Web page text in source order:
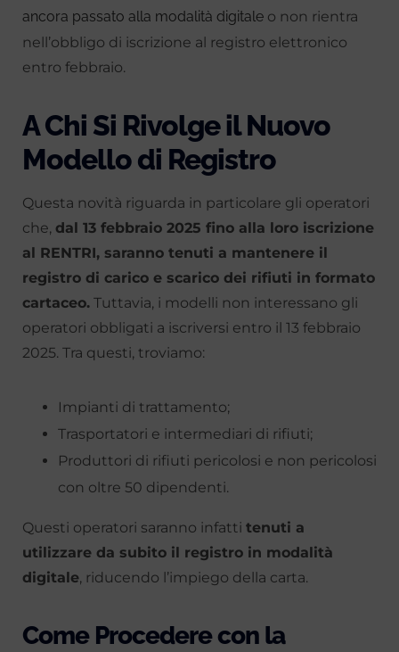
ancora passato alla modalità digitale o non rientra
nell’obbligo di iscrizione al registro elettronico
entro febbraio.
A Chi Si Rivolge il Nuovo
Modello di Registro
Questa novità riguarda in particolare gli operatori
che, dal 13 febbraio 2025 fino alla loro iscrizione
al RENTRI, saranno tenuti a mantenere il
registro di carico e scarico dei rifiuti in formato
cartaceo. Tuttavia, i modelli non interessano gli
operatori obbligati a iscriversi entro il 13 febbraio
2025. Tra questi, troviamo:
Impianti di trattamento;
Trasportatori e intermediari di rifiuti;
Produttori di rifiuti pericolosi e non pericolosi
con oltre 50 dipendenti.
Questi operatori saranno infatti tenuti a
utilizzare da subito il registro in modalità
digitale, riducendo l’impiego della carta.
Come Procedere con la